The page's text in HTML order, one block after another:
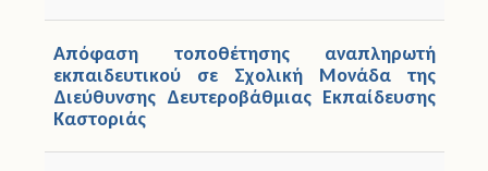
Απόφαση τοποθέτησης αναπληρωτή
εκπαιδευτικού σε Σχολική Μονάδα της
Διεύθυνσης Δευτεροβάθμιας Εκπαίδευσης
Καστοριάς